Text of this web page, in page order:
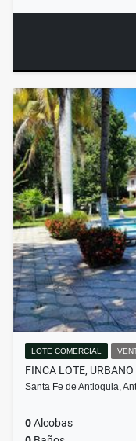
LOTE COMERCIAL
FINCA LOTE,
Santa Fe de Antioquia,
0Alcobas